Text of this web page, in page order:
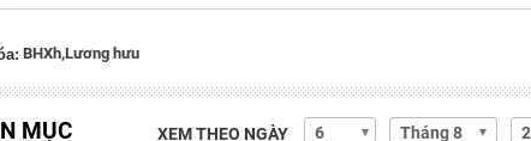
BHXh,Lương hưu
MỤC XEM THEO NGÀY